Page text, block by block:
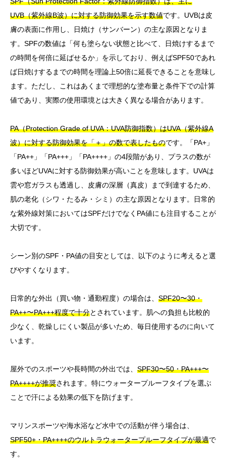
UVB（紫外線B波）に対する防御効果を示す数値です。UVBは皮
膚の表面に作用し、日焼け（サンバーン）の主な原因となりま
す。SPFの数値は「何も塗らない状態と比べて、日焼けするまで
の時間を何倍に延ばせるか」を示しており、例えばSPF50であれ
ば日焼けするまでの時間を理論上50倍に延長できることを意味し
ます。ただし、これはあくまで理想的な塗布量と条件下での計算
値であり、実際の使用環境とは大きく異なる場合があります。
PA（Protection Grade of UVA：UVA防御指数）はUVA（紫外線A
波）に対する防御効果を「＋」の数で表したものです。「PA+」
「PA++」「PA+++」「PA++++」の4段階があり、プラスの数が
多いほどUVAに対する防御効果が高いことを意味します。UVAは
雲や窓ガラスも透過し、皮膚の深層（真皮）まで到達するため、
肌の老化（シワ・たるみ・シミ）の主な原因となります。日常的
な紫外線対策においてはSPFだけでなくPA値にも注目することが
大切です。
シーン別のSPF・PA値の目安としては、以下のように考えると選
びやすくなります。
日常的な外出（買い物・通勤程度）の場合は、 SPF20〜30・
PA++〜PA+++程度で十分とされています。肌への負担も比較的
少なく、乾燥しにくい製品が多いため、毎日使用するのに向いて
います。
屋外でのスポーツや長時間の外出では、 SPF30〜50・PA+++〜
PA++++が推奨されます。特にウォータープルーフタイプを選ぶ
ことで汗による効果の低下を防げます。
マリンスポーツや海水浴など水中での活動が伴う場合は、
SPF50+・PA++++のウルトラウォータープルーフタイプが最適で
す。